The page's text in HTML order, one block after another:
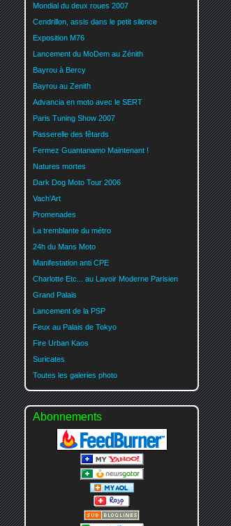
Mondial du deux roues 2007
Cendrillon, assis dans le petit silence
Exposition M76
Lancement du MoDem au Zénith
Bayrou à Bercy
Bayrou au Zenith
Advancia en moto avec le SERT
Paris Tuning Show 2007
Passerelle des fêtards
Fermez Guantanamo Maintenant !
Natures mortes
Dark Dog Moto Tour 2006
Vach'Art
Promenades
La tremblante du métro
24h du Mans Moto
Manifestation anti CPE
Charlotte Etc... au Lavoir Moderne Parisien
Grand Palais
Lancement de la PSP
Feux au Palais de Tokyo
Fire Urban Kaos
Suricates
Toutes les galeries photo
Abonnements